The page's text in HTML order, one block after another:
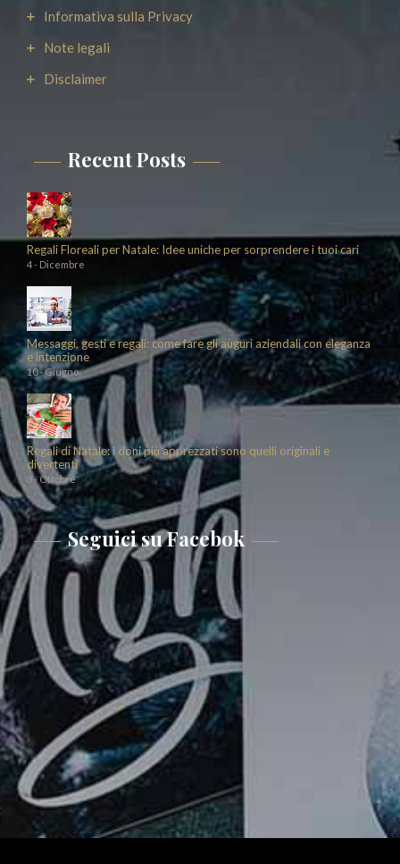
Informativa sulla Privacy
Note legali
Disclaimer
Recent Posts
Regali Floreali per Natale: Idee uniche per sorprendere i tuoi cari
4 - Dicembre
Messaggi, gesti e regali: come fare gli auguri aziendali con eleganza
e intenzione
10 - Giugno
Regali di Natale: i doni più apprezzati sono quelli originali e
divertenti
3 - Ottobre
Seguici su Facebok